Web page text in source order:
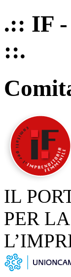
.:: IF
::.
IL
PER